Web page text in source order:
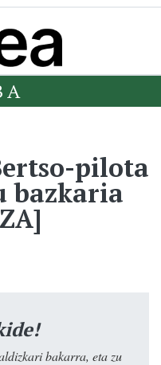
pilota
bazkaria
bakarra, eta zu